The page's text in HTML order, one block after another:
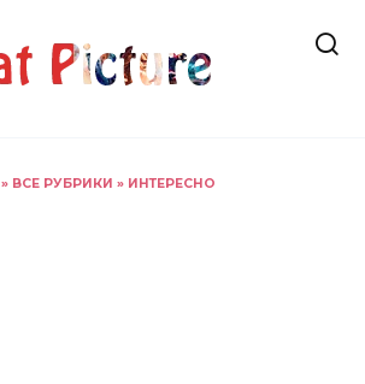
» ВСЕ РУБРИКИ » ИНТЕРЕСНО